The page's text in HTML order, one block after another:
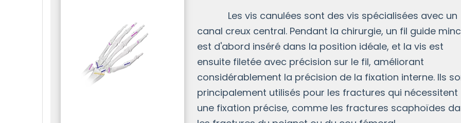
Les vis canulées sont des vis spécialisées avec un
canal creux central. Pendant la chirurgie, un fil guide
est d'abord inséré dans la position idéale, et la vis est
ensuite filetée avec précision sur le fil, améliorant
considérablement la précision de la fixation interne. Ils
principalement utilisés pour les fractures qui nécessitent
une fixation précise, comme les fractures scaphoïdes